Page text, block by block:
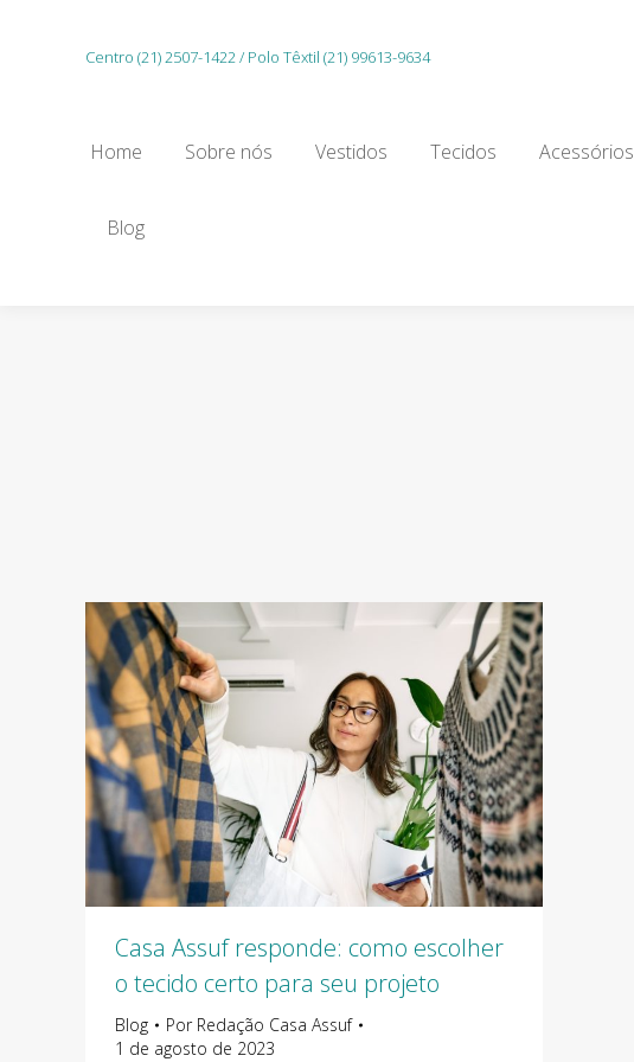
Centro (21) 2507-1422 / Polo Têxtil (21) 99613-9634
Home Sobre nós Vestidos Tecidos Acessórios
Blog
Casa Assuf responde: como escolher
o tecido certo para seu projeto
Blog Por Redação Casa Assuf
1 de agosto de 2023